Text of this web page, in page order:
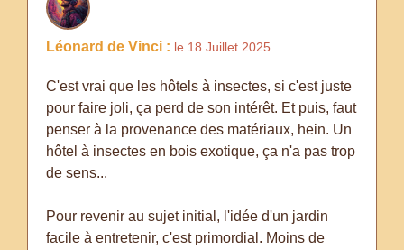
Léonard de Vinci : le 18 Juillet 2025
C'est vrai que les hôtels à insectes, si c'est juste
pour faire joli, ça perd de son intérêt. Et puis, faut
penser à la provenance des matériaux, hein. Un
hôtel à insectes en bois exotique, ça n'a pas trop
de sens...
Pour revenir au sujet initial, l'idée d'un jardin
facile à entretenir, c'est primordial. Moins de